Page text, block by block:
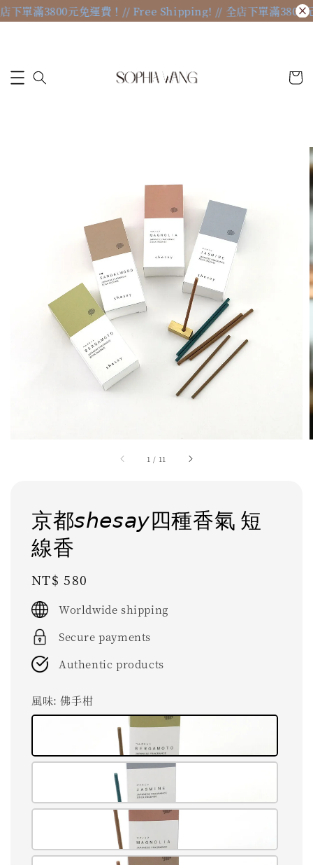
單滿3800元免運費！ // Free Shipping! // 全店下單滿3800元
1 / 11
京都𝘴𝘩𝘦𝘴𝘢𝘺四種香氣 短
線香
Regular
price
NT$ 580
Worldwide shipping
Secure payments
Authentic products
風味: 佛手柑